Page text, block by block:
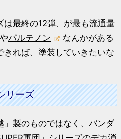
は最終の12弾、が最も流通量
やパルテノン
なんかがある
きれば、塗装していきたいな
リーズ
」製のものではなく、バンダ